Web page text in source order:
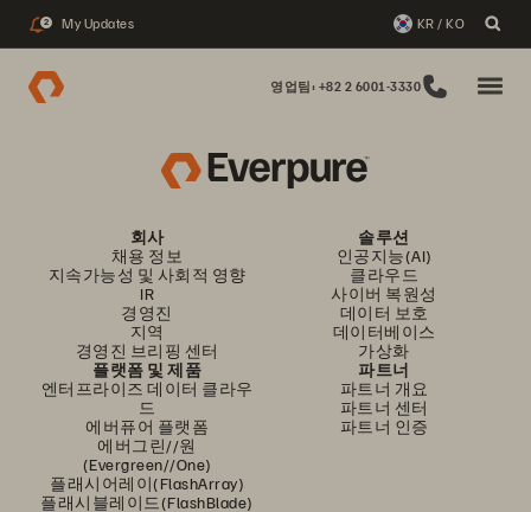
2 My Updates KR / KO
영업팀: +82 2 6001-3330
회사
채용 정보
지속가능성 및 사회적 영향
IR
경영진
지역
경영진 브리핑 센터
솔루션
인공지능(AI)
클라우드
사이버 복원성
데이터 보호
데이터베이스
가상화
플랫폼 및 제품
엔터프라이즈 데이터 클라우
드
에버퓨어 플랫폼
에버그린//원
(Evergreen//One)
플래시어레이(FlashArray)
플래시블레이드(FlashBlade)
파트너
파트너 개요
파트너 센터
파트너 인증